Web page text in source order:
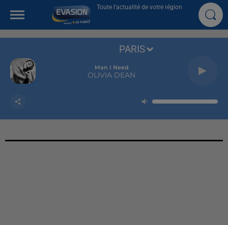
Toute l'actualité de votre région
Man I Need
OLIVIA DEAN
PARIS